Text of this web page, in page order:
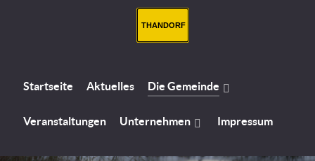
THANDORF
Startseite Aktuelles Die Gemeinde
Veranstaltungen Unternehmen Impressum